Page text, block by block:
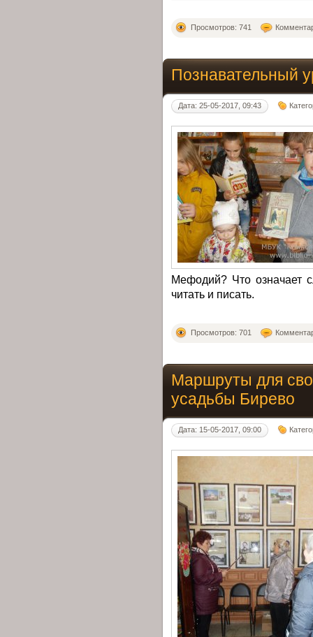
Просмотров: 741
Познавательный
Дата: 25-05-2017, 09:43
Мефодий? Что означает
читать и писать.
Просмотров: 701
Маршруты для
усадьбы Бирево
Дата: 15-05-2017, 09:00